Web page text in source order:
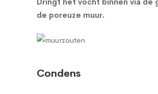
de poreuze muur.
Condens